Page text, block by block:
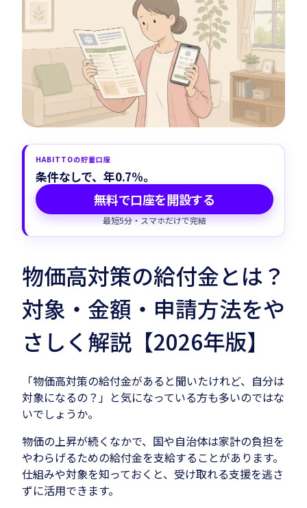
Habitto口座を開設
HABITTOの貯蓄口座
条件なしで、年0.7%。
無料で口座を開設する
最短5分・スマホだけで完結
物価高対策の給付金とは？
対象・金額・申請方法をや
さしく解説【2026年版】
「物価高対策の給付金があると聞いたけれど、自分は
対象になるの？」と気になっている方も多いのではな
いでしょうか。
物価の上昇が続くなかで、国や自治体は家計の負担を
やわらげるための給付金を支給することがあります。
仕組みや対象を知っておくと、受け取れる支援を逃さ
ずに活用できます。